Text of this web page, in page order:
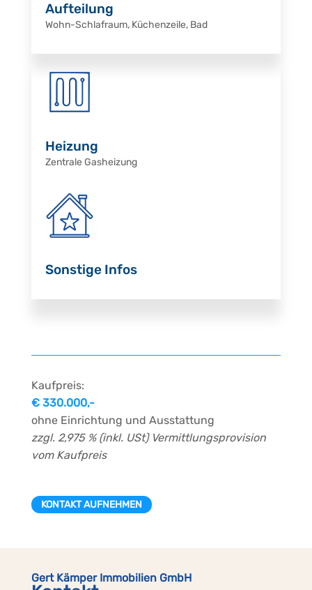
Aufteilung
Wohn-Schlafraum, Küchenzeile, Bad
Heizung
Zentrale Gasheizung
Sonstige Infos
Kaufpreis:
€ 330.000,-
ohne Einrichtung und Ausstattung
zzgl. 2,975 % (inkl. USt) Vermittlungsprovision
vom Kaufpreis
KONTAKT AUFNEHMEN
Gert Kämper Immobilien GmbH